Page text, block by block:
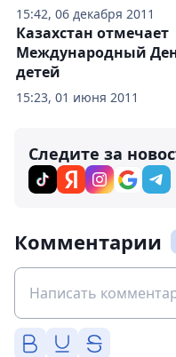
15:42, 06 декабря 2011
15:23, 01 июня 2011
Казахстан отмечает
Международный
детей
Следите за
Комментарии